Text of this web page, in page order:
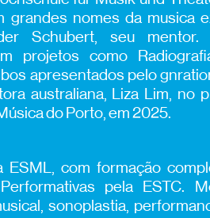
grandes nomes da musica
Schubert, seu
projetos como
apresentados pelo
australiana, Liza Lim, no
do Porto, em 2025.
ESML, com formação
pela ESTC.
sonoplastia,